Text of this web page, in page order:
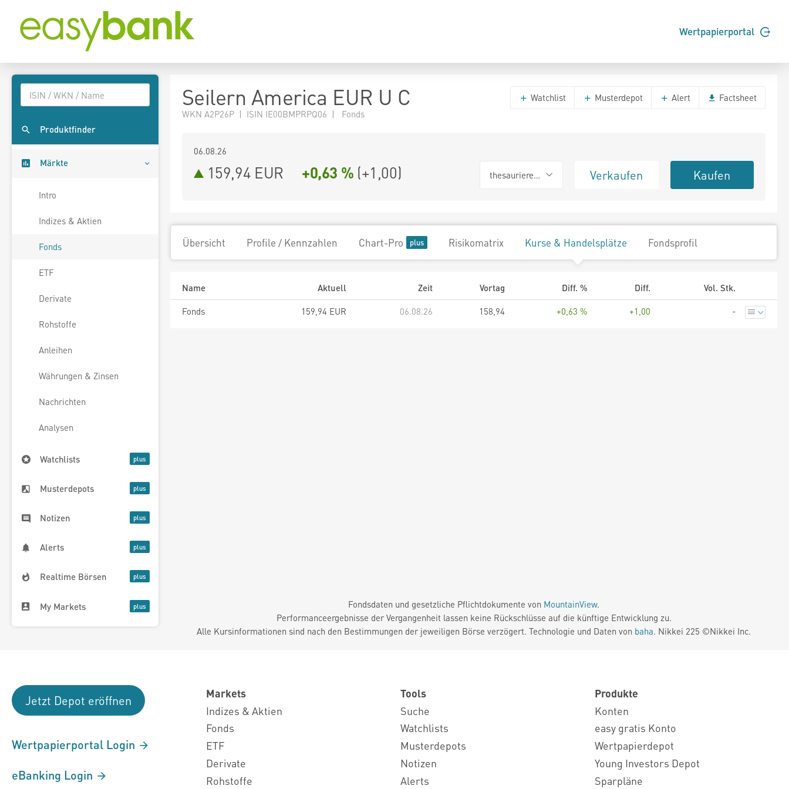
Wertpapierportal
Produktfinder
Märkte
Intro
Indizes & Aktien
Fonds
ETF
Derivate
Rohstoffe
Anleihen
Währungen & Zinsen
Nachrichten
Analysen
Watchlists
Musterdepots
Notizen
Alerts
Realtime Börsen
My Markets
Seilern America EUR U C
WKN A2P26P | ISIN IE00BMPRPQ06 | Fonds
Watchlist Musterdepot Alert Factsheet
06.08.26
159,94 EUR +0,63 % (+1,00) thesaurierend Verkaufen Kaufen
Übersicht Profile / Kennzahlen Chart-Pro Risikomatrix Kurse & Handelsplätze Fondsprofil
Name Aktuell Zeit Vortag Diff. % Diff.
Vol. Stk.
Fonds
159,94 EUR 06.08.26 158,94 +0,63 % +1,00 -
Fondsdaten und gesetzliche Pflichtdokumente von MountainView.
Performanceergebnisse der Vergangenheit lassen keine Rückschlüsse auf die künftige Entwicklung zu.
Alle Kursinformationen sind nach den Bestimmungen der jeweiligen Börse verzögert. Technologie und Daten von baha. Nikkei 225 ©Nikkei Inc.
Jetzt Depot eröffnen
Wertpapierportal Login
eBanking Login
Markets
Indizes & Aktien
Fonds
ETF
Derivate
Rohstoffe
Tools
Suche
Watchlists
Musterdepots
Notizen
Alerts
Produkte
Konten
easy gratis Konto
Wertpapierdepot
Young Investors Depot
Sparpläne